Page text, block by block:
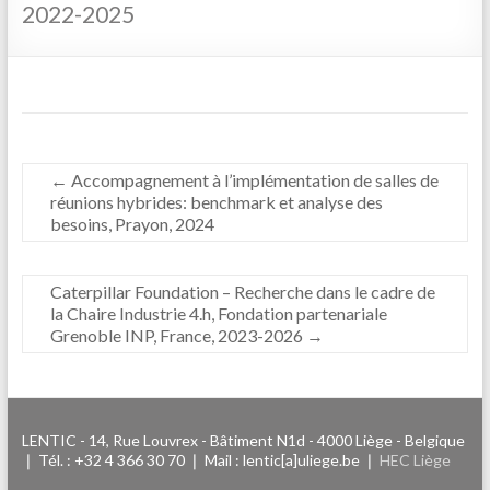
2022-2025
← Accompagnement à l’implémentation de salles de
réunions hybrides: benchmark et analyse des
besoins, Prayon, 2024
Caterpillar Foundation – Recherche dans le cadre de
la Chaire Industrie 4.h, Fondation partenariale
Grenoble INP, France, 2023-2026 →
LENTIC - 14, Rue Louvrex - Bâtiment N1d - 4000 Liège - Belgique
❘ Tél. : +32 4 366 30 70 ❘ Mail : lentic[a]uliege.be ❘ HEC Liège